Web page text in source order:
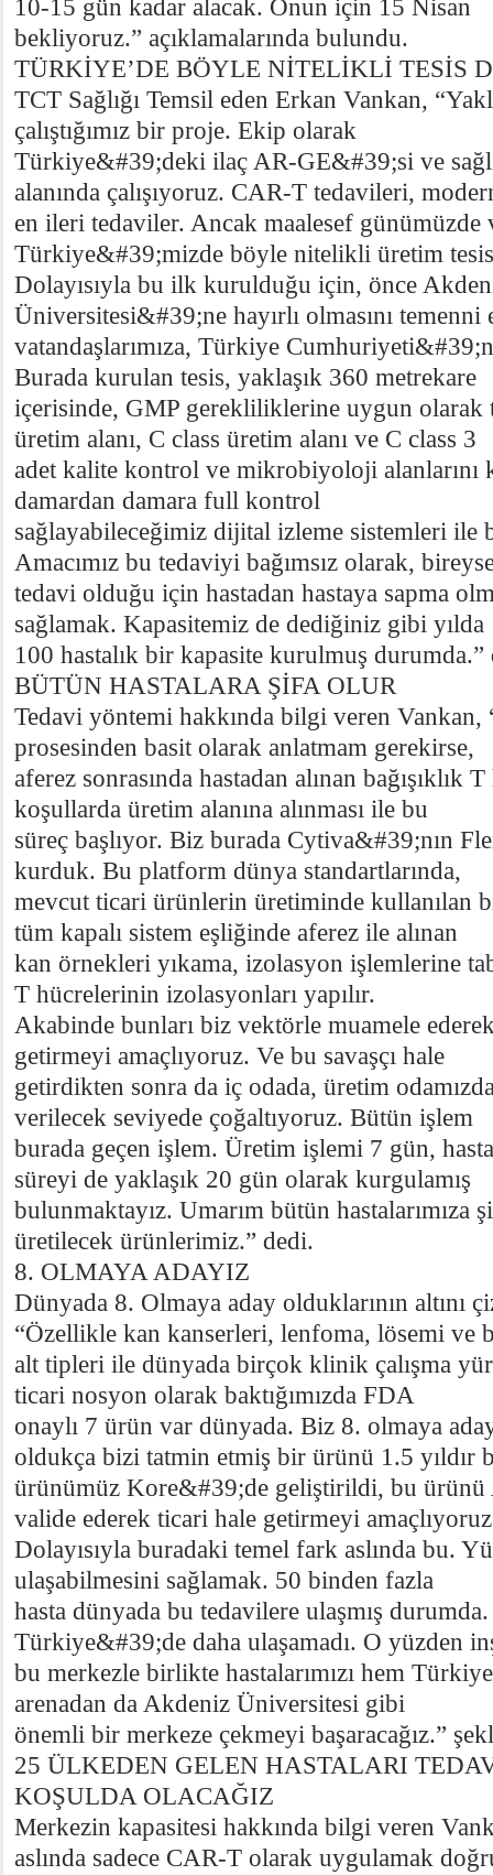
10-15 gün kadar alacak. Onun için 15 Nisan
bekliyoruz.” açıklamalarında bulundu.
TÜRKİYE’DE BÖYLE NİTELİKLİ TESİS
TCT Sağlığı Temsil eden Erkan Vankan,
çalıştığımız bir proje. Ekip olarak
Türkiye&#39;deki ilaç AR-GE&#39;si ve
alanında çalışıyoruz. CAR-T tedavileri,
en ileri tedaviler. Ancak maalesef günümüzde
Türkiye&#39;mizde böyle nitelikli üretim
Dolayısıyla bu ilk kurulduğu için, önce
Üniversitesi&#39;ne hayırlı olmasını
vatandaşlarımıza, Türkiye
Burada kurulan tesis, yaklaşık 360 metrekare
içerisinde, GMP gerekliliklerine uygun olarak
üretim alanı, C class üretim alanı ve C class 3
adet kalite kontrol ve mikrobiyoloji alanlarını
damardan damara full kontrol
sağlayabileceğimiz dijital izleme sistemleri ile
Amacımız bu tedaviyi bağımsız olarak,
tedavi olduğu için hastadan hastaya sapma
sağlamak. Kapasitemiz de dediğiniz gibi yılda
100 hastalık bir kapasite kurulmuş durumda.”
BÜTÜN HASTALARA ŞİFA OLUR
Tedavi yöntemi hakkında bilgi veren Vankan,
prosesinden basit olarak anlatmam gerekirse,
aferez sonrasında hastadan alınan
koşullarda üretim alanına alınması ile bu
süreç başlıyor. Biz burada Cytiva&#39;nın
kurduk. Bu platform dünya standartlarında,
mevcut ticari ürünlerin üretiminde kullanılan
tüm kapalı sistem eşliğinde aferez ile alınan
kan örnekleri yıkama, izolasyon işlemlerine
T hücrelerinin izolasyonları yapılır.
Akabinde bunları biz vektörle muamele ederek
getirmeyi amaçlıyoruz. Ve bu savaşçı hale
getirdikten sonra da iç odada, üretim
verilecek seviyede çoğaltıyoruz. Bütün işlem
burada geçen işlem. Üretim işlemi 7 gün,
süreyi de yaklaşık 20 gün olarak kurgulamış
bulunmaktayız. Umarım bütün hastalarımıza
üretilecek ürünlerimiz.” dedi.
8. OLMAYA ADAYIZ
Dünyada 8. Olmaya aday olduklarının altını
“Özellikle kan kanserleri, lenfoma, lösemi ve
alt tipleri ile dünyada birçok klinik çalışma
ticari nosyon olarak baktığımızda FDA
onaylı 7 ürün var dünyada. Biz 8. olmaya
oldukça bizi tatmin etmiş bir ürünü 1.5 yıldır
ürünümüz Kore&#39;de geliştirildi, bu ürünü
valide ederek ticari hale getirmeyi
Dolayısıyla buradaki temel fark aslında bu.
ulaşabilmesini sağlamak. 50 binden fazla
hasta dünyada bu tedavilere ulaşmış
Türkiye&#39;de daha ulaşamadı. O yüzden
bu merkezle birlikte hastalarımızı hem
arenadan da Akdeniz Üniversitesi gibi
önemli bir merkeze çekmeyi başaracağız.”
25 ÜLKEDEN GELEN HASTALARI
KOŞULDA OLACAĞIZ
Merkezin kapasitesi hakkında bilgi veren
aslında sadece CAR-T olarak uygulamak